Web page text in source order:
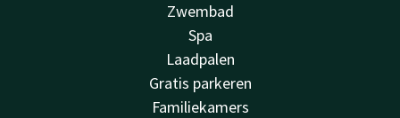
Zwembad
Spa
Laadpalen
Gratis parkeren
Familiekamers